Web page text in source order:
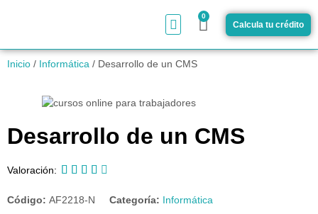
0
Calcula tu crédito
Inicio / Informática / Desarrollo de un CMS
Desarrollo de un CMS
Valoración:     
Código: AF2218-N Categoría: Informática